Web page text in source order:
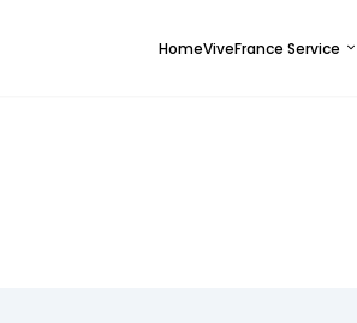
HomeViveFrance Service